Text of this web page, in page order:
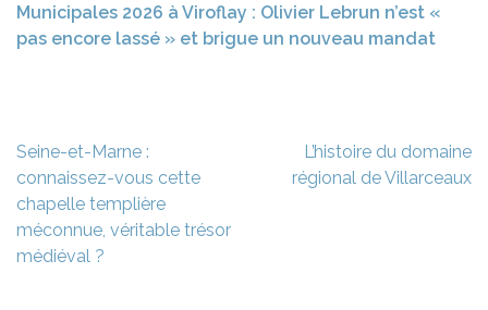
Municipales 2026 à Viroflay : Olivier Lebrun n’est «
pas encore lassé » et brigue un nouveau mandat
Navigation
de
l’article
Seine-et-Marne :
connaissez-vous cette
chapelle templière
méconnue, véritable trésor
médiéval ?
L’histoire du domaine
régional de Villarceaux